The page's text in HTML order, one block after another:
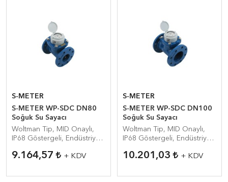
S-METER
S-METER WP-SDC DN80
Soğuk Su Sayacı
Woltman Tip, MID Onaylı,
IP68 Göstergeli, Endüstriyel
9.164,57 + KDV
S-METER
S-METER WP-SDC DN100
Soğuk Su Sayacı
Woltman Tip, MID Onaylı,
IP68 Göstergeli, Endüstriyel
10.201,03 + KDV